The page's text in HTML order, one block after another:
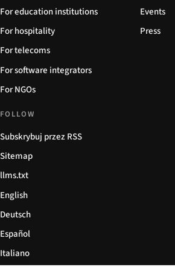
For education institutions
For hospitality
For telecoms
For software integrators
For NGOs
Events
Press
FOLLOW
Subskrybuj przez RSS
Sitemap
llms.txt
English
Deutsch
Español
Italiano